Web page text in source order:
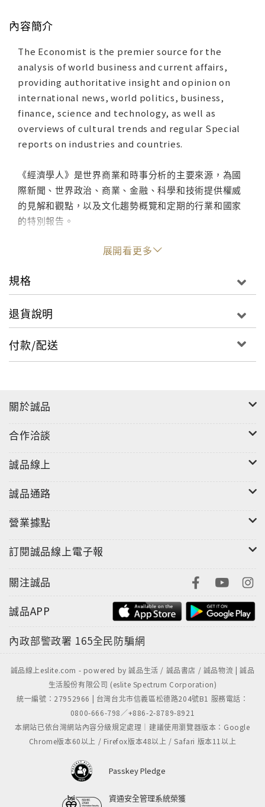
內容簡介
The Economist is the premier source for the
analysis of world business and current affairs,
providing authoritative insight and opinion on
international news, world politics, business,
finance, science and technology, as well as
overviews of cultural trends and regular Special
reports on industries and countries.
《經濟學人》是世界商業和時事分析的主要來源，為國
際新聞、世界政治、商業、金融、科學和技術提供權威
的見解和觀點，以及文化趨勢概覽和定期的行業和國家
的特別報告。
展開看更多
規格
退貨說明
付款/配送
關於誠品
合作洽談
誠品線上
誠品通路
營業據點
訂閱誠品線上電子報
關注誠品
誠品APP
內政部警政署 165全民防騙網
誠品線上eslite.com - powered by 誠品生活 / 誠品書店 / 誠品物流 | 誠品
生活股份有限公司 (eslite Spectrum Corporation)
統一編號：27952966 | 台灣台北市信義區松德路204號B1 服務電話：
0800-666-798／+886-2-8789-8921
本網站已依台灣網站內容分級規定處理｜建議使用瀏覽器版本：Google
Chrome版本60以上 / Firefox版本48以上 / Safari 版本11以上
Passkey Pledge
資通安全管理系統榮獲